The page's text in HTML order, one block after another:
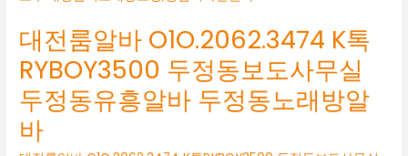
K
RYBOY3500
성
정
동
룸
알
대전룸알바 O1O.2062.3474 K톡
RYBOY3500 두정동보도사무실
두정동유흥알바 두정동노래방알
바